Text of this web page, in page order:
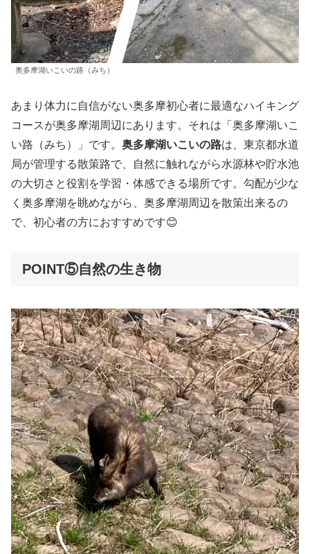
奥多摩湖いこいの路（みち）
あまり体力に自信がない奥多摩初心者に最適なハイキング
コースが奥多摩湖周辺にあります。それは「奥多摩湖いこ
い路（みち）」です。 奥多摩湖いこいの路は、東京都水道
局が管理する散策路で、自然に触れながら水源林や貯水池
の大切さと役割を学習・体感できる場所です。勾配が少な
く奥多摩湖を眺めながら、奥多摩湖周辺を散策出来るの
で、初心者の方におすすめです😊
POINT⑤自然の生き物